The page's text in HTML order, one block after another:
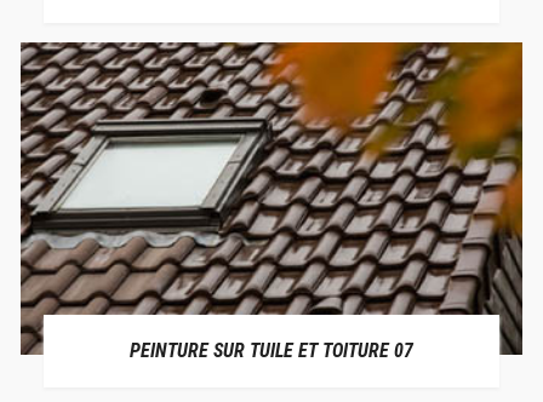
PEINTURE SUR TUILE ET TOITURE 07